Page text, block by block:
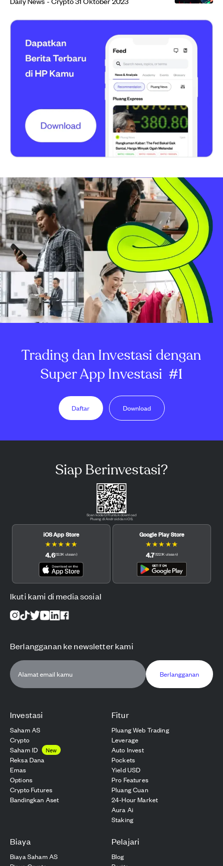
Trading dan Investasi dengan
Super App Investasi #1
Daftar Download
Investasi
Saham AS
Crypto
Saham ID
New
Reksa Dana
Emas
Options
Crypto Futures
Bandingkan Aset
Fitur
Pluang Web Trading
Leverage
Auto Invest
Pockets
Yield USD
Pro Features
Pluang Cuan
24-Hour Market
Aura Ai
Staking
Biaya
Biaya Saham AS
Pelajari
Blog
Siap Berinvestasi?
Scan kode QR untuk download
Pluang di Android dan iOS.
iOS App Store
★★★ ★★
4.6(12.3K ulasan)
Google Play Store
★★★ ★★
4.7(122.1K ulasan)
Ikuti kami di media sosial
Berlangganan ke newsletter kami
Berlangganan